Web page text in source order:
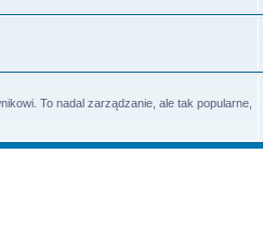
To nadal zarządzanie, ale tak popularne,